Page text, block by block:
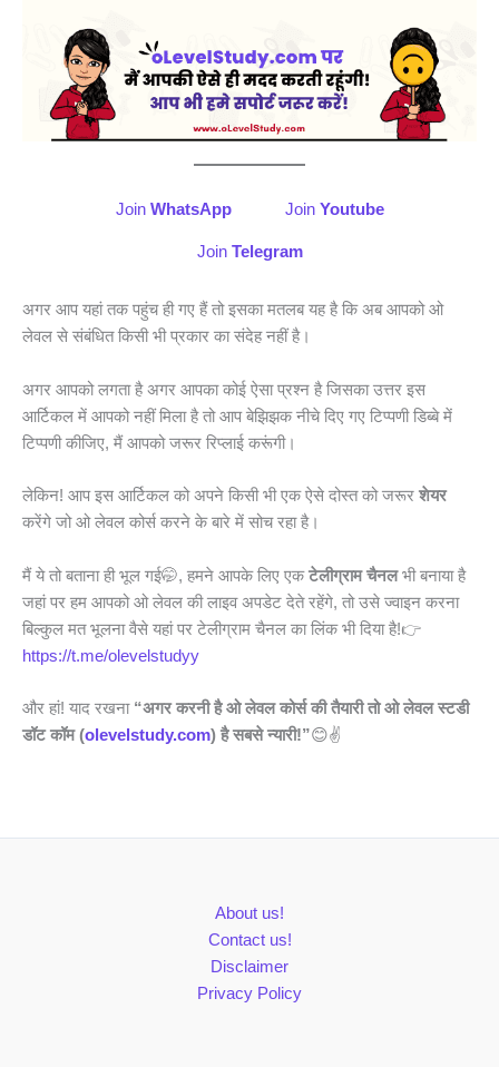
Join WhatsApp Join Youtube
Join Telegram
अगर आप यहां तक पहुंच ही गए हैं तो इसका मतलब यह है कि अब आपको ओ
लेवल से संबंधित किसी भी प्रकार का संदेह नहीं है।
अगर आपको लगता है अगर आपका कोई ऐसा प्रश्न है जिसका उत्तर इस
आर्टिकल में आपको नहीं मिला है तो आप बेझिझक नीचे दिए गए टिप्पणी डिब्बे में
टिप्पणी कीजिए, मैं आपको जरूर रिप्लाई करूंगी।
लेकिन! आप इस आर्टिकल को अपने किसी भी एक ऐसे दोस्त को जरूर शेयर
करेंगे जो ओ लेवल कोर्स करने के बारे में सोच रहा है।
मैं ये तो बताना ही भूल गई🤭, हमने आपके लिए एकटेलीग्राम चैनलभी बनाया है
जहां पर हम आपको ओ लेवल की लाइव अपडेट देते रहेंगे, तो उसे ज्वाइन करना
बिल्कुल मत भूलना वैसे यहां पर टेलीग्राम चैनल का लिंक भी दिया है!👉
https://t.me/olevelstudyy
और हां! याद रखना “अगर करनी है ओ लेवल कोर्स की तैयारी तो ओ लेवल स्टडी
डॉट कॉम (olevelstudy.com) है सबसे न्यारी!”😊✌️
About us!
Contact us!
Disclaimer
Privacy Policy